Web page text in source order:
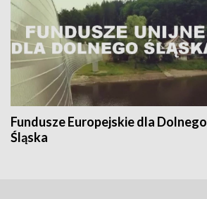
Fundusze Europejskie dla Dolnego
Śląska